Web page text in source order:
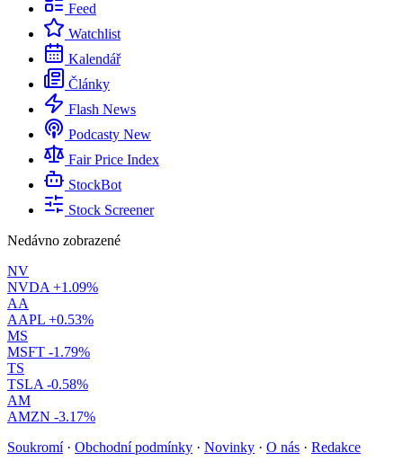
Feed
Watchlist
Kalendář
Články
Flash News
Podcasty New
Fair Price Index
StockBot
Stock Screener
Nedávno zobrazené
NV
NVDA +1.09%
AA
AAPL +0.53%
MS
MSFT -1.79%
TS
TSLA -0.58%
AM
AMZN -3.17%
Soukromí · Obchodní podmínky · Novinky · O nás · Redakce